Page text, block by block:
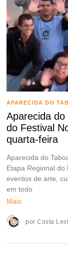
APARECIDA DO
Aparecida do
do Festival
quarta-feira
Aparecida do
Etapa Regional do
eventos de arte,
em todo
Mais
porCosta